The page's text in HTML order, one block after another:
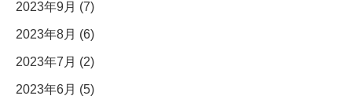
2023年9月 (7)
2023年8月 (6)
2023年7月 (2)
2023年6月 (5)